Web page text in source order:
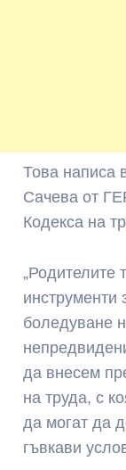
Това написа
Сачева от
Кодекса на
„Родителите
инструменти
боледуване
да внесем
на труда, с
да могат да
гъвкави